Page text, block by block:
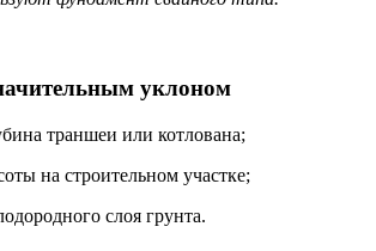
уклоном
траншеи или котлована;
на строительном участке;
слоя грунта.